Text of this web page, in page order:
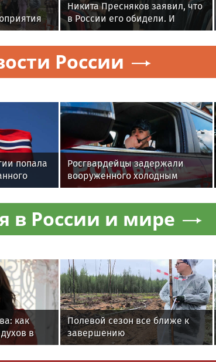
Никита Пресняков заявил, что
в России его обидели. И
рассорился с братом из-за
политики
России
попала
Росгвардейцы задержали
вооруженного холодным
оружием дебошира в
Подмосковье
в России и мире
как
в
Полевой сезон все ближе к
завершению